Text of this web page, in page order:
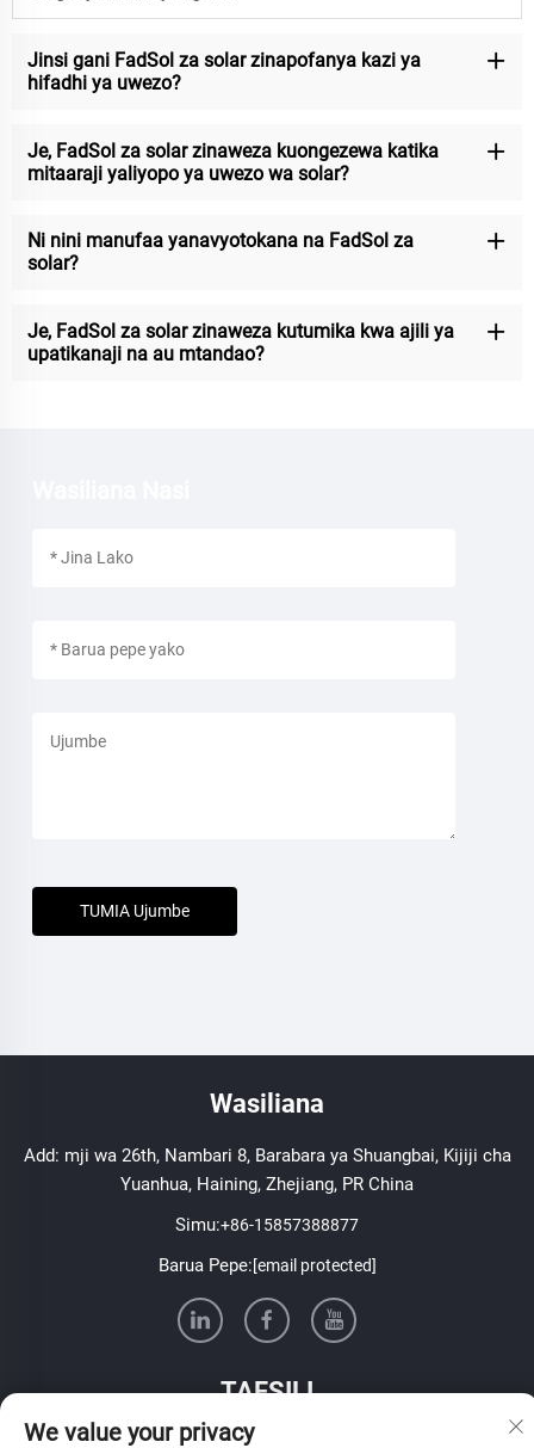
Jinsi gani FadSol za solar zinapofanya kazi ya
hifadhi ya uwezo?
Je, FadSol za solar zinaweza kuongezewa katika
mitaaraji yaliyopo ya uwezo wa solar?
Ni nini manufaa yanavyotokana na FadSol za
solar?
Je, FadSol za solar zinaweza kutumika kwa ajili ya
upatikanaji na au mtandao?
TUMIA Ujumbe
Wasiliana
Add: mji wa 26th, Nambari 8, Barabara ya Shuangbai, Kijiji cha
Yuanhua, Haining, Zhejiang, PR China
Simu:+86-15857388877
Barua Pepe:[email protected]
TAFSILI
Jiunge ili kupokea barua pepe ya wiki yetu
We value your privacy